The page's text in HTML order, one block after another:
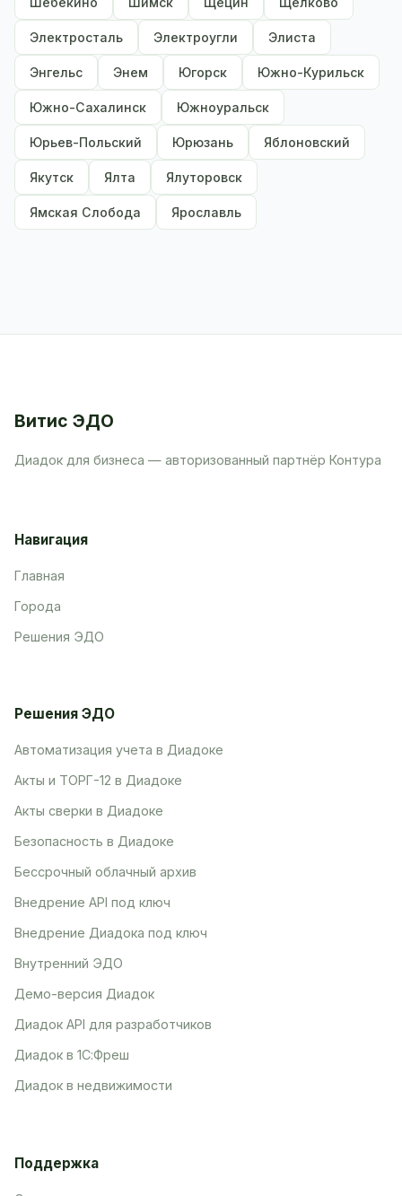
Электросталь Электроугли Элиста
Энгельс Энем Югорск Южно-Курильск
Южно-Сахалинск Южноуральск
Юрьев-Польский Юрюзань Яблоновский
Якутск Ялта Ялуторовск
Ямская Слобода Ярославль
Витис ЭДО
Диадок для бизнеса — авторизованный партнёр Контура
Навигация
Главная
Города
Решения ЭДО
Решения ЭДО
Автоматизация учета в Диадоке
Акты и ТОРГ-12 в Диадоке
Акты сверки в Диадоке
Безопасность в Диадоке
Бессрочный облачный архив
Внедрение API под ключ
Внедрение Диадока под ключ
Внутренний ЭДО
Демо-версия Диадок
Диадок API для разработчиков
Диадок в 1С:Фреш
Диадок в недвижимости
Поддержка